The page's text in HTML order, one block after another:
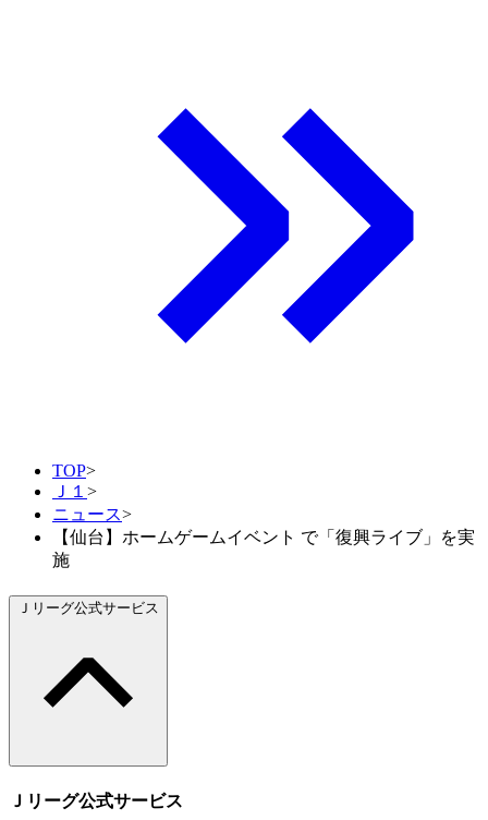
TOP>
Ｊ１ >
ニュース>
【仙台】ホームゲームイベント で「復興ライブ」を実
施
Ｊリーグ公式サービス
Ｊリーグ公式サービス